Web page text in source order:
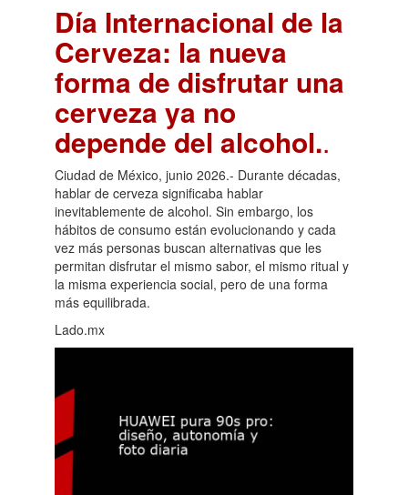
Día Internacional de la
Cerveza: la nueva
forma de disfrutar una
cerveza ya no
depende del alcohol..
Ciudad de México, junio 2026.- Durante décadas,
hablar de cerveza significaba hablar
inevitablemente de alcohol. Sin embargo, los
hábitos de consumo están evolucionando y cada
vez más personas buscan alternativas que les
permitan disfrutar el mismo sabor, el mismo ritual y
la misma experiencia social, pero de una forma
más equilibrada.
Lado.mx